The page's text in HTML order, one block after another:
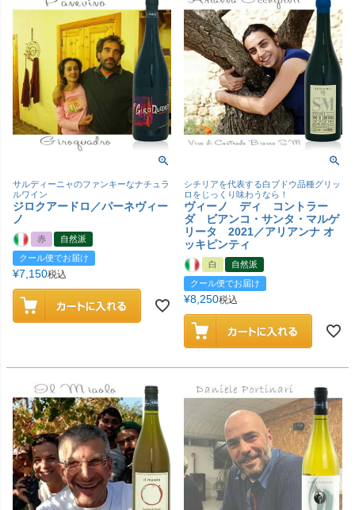
サルディーニャのファンキーなナチュラ
ルワイン
ジロクアードロ／パーネヴィー
ノ
赤
自然派
クール便でお届け
¥7,150税込
シチリアを代表する白ブドウ品種グリッ
ロをじっくり味わうなら！
ヴィーノ ディ コントラー
ダ ビアンコ・サンタ・マルゲ
リータ 2021／アリアンナ オ
ッキピンティ
白
自然派
クール便でお届け
¥8,250税込